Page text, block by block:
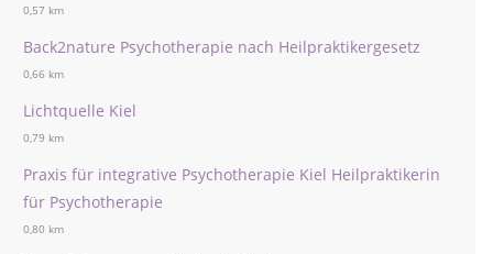
0,57 km
Back2nature Psychotherapie nach Heilpraktikergesetz
0,66 km
Lichtquelle Kiel
0,79 km
Praxis für integrative Psychotherapie Kiel Heilpraktikerin
für Psychotherapie
0,80 km